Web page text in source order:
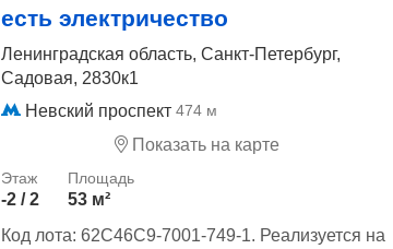
есть электричество
Ленинградская область, Санкт-Петербург,
Садовая, 2830к1
Невский проспект 474 м
Показать на карте
-2 / 2
53 м²
Код лота: 62C46C9-7001-749-1. Реализуется на